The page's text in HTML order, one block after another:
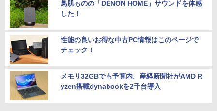
鳥肌ものの「DENON HOME」サウンドを体感
した！
性能の良いお得な中古PC情報はこのページで
チェック！
メモリ32GBでも予算内。産経新聞社がAMD R
yzen搭載dynabookを2千台導入